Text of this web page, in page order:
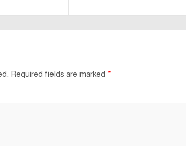
Required fields are marked *